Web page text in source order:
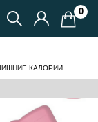
0
КАЛОРИИ